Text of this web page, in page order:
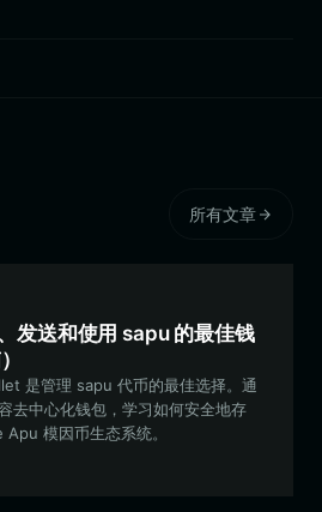
所有文章
发送和使用 sapu 的最佳钱
是管理 sapu 代币的最佳选择。通
去中心化钱包，学习如何安全地存
模因币生态系统。